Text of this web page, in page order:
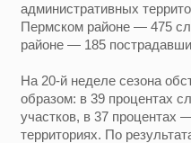
административных
Пермском районе — 475
районе — 185
На 20-й неделе сезона
образом: в 39 процентах
участков, в 37 процентах
территориях. По